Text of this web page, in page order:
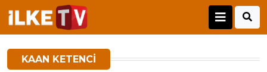
KAAN KETENCI